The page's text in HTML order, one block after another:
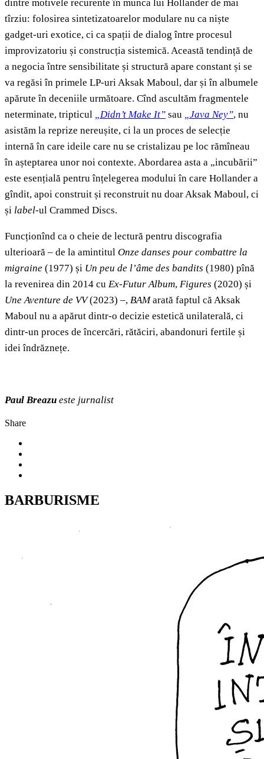
dintre motivele recurente în munca lui Hollander de mai
tîrziu: folosirea sintetizatoarelor modulare nu ca niște
gadget-uri exotice, ci ca spații de dialog între procesul
improvizatoriu și construcția sistemică. Această tendință de
a negocia între sensibilitate și structură apare constant și se
va regăsi în primele LP-uri Aksak Maboul, dar și în albumele
apărute în deceniile următoare. Cînd ascultăm fragmentele
neterminate, tripticul „Didn’t Make It” sau „Java Ney”, nu
asistăm la reprize nereușite, ci la un proces de selecție
internă în care ideile care nu se cristalizau pe loc rămîneau
în așteptarea unor noi contexte. Abordarea asta a „incubării”
este esențială pentru înțelegerea modului în care Hollander a
gîndit, apoi construit și reconstruit nu doar Aksak Maboul, ci
și label-ul Crammed Discs.
Funcționînd ca o cheie de lectură pentru discografia
ulterioară – de la amintitul Onze danses pour combattre la
migraine (1977) și Un peu de l’âme des bandits (1980) pînă
la revenirea din 2014 cu Ex-Futur Album, Figures (2020) și
Une Aventure de VV(2023) –, BAMarată faptul că Aksak
Maboul nu a apărut dintr-o decizie estetică unilaterală, ci
dintr-un proces de încercări, rătăciri, abandonuri fertile și
idei îndrăznețe.
Paul Breazu este jurnalist
Share
BARBURISME